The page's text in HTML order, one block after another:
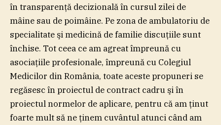
în transparenţă decizională în cursul zilei de
mâine sau de poimâine. Pe zona de ambulatoriu de
specialitate şi medicină de familie discuţiile sunt
închise. Tot ceea ce am agreat împreună cu
asociaţiile profesionale, împreună cu Colegiul
Medicilor din România, toate aceste propuneri se
regăsesc în proiectul de contract cadru şi în
proiectul normelor de aplicare, pentru că am ţinut
foarte mult să ne ţinem cuvântul atunci când am